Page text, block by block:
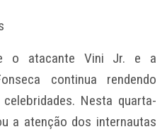
o atacante Vini Jr. e a
continua rendendo
Nesta quarta-
a atenção dos internautas